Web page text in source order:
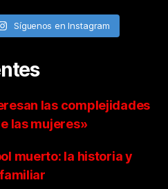
Síguenos en Instagram
las complejidades
las mujeres»
muerto: la historia y